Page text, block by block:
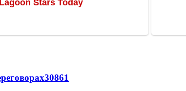
30861